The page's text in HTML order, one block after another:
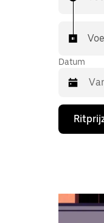
Datum
Druk
de
te
openen